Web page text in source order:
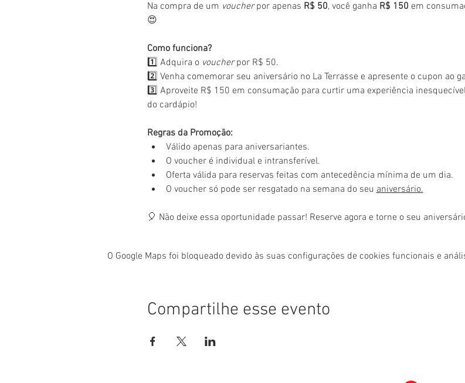
Na compra de um voucher por apenas R$ 50, você ganha R$ 150 em
😍
Como funciona?
1️⃣ Adquira o voucher por R$ 50.
2️⃣ Venha comemorar seu aniversário no La Terrasse e apresente o cupon ao
3️⃣ Aproveite R$ 150 em consumação para curtir uma experiência
do cardápio!
Regras da Promoção:
Válido apenas para aniversariantes.
O voucher é individual e intransferível.
Oferta válida para reservas feitas com antecedência mínima de um dia.
O voucher só pode ser resgatado na semana do seu aniversário.
🎈 Não deixe essa oportunidade passar! Reserve agora e torne o seu
O Google Maps foi bloqueado devido às suas configurações de cookies funcionais e
Compartilhe esse evento